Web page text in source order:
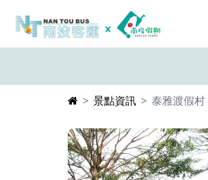
景點資訊 泰雅渡假村